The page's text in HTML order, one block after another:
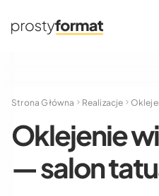
Strona Główna Realizacje
Oklejenie
— salon